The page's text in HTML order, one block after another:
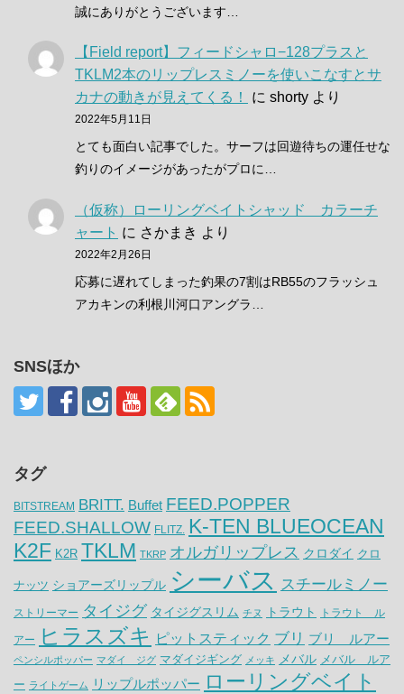
誠にありがとうございます…
【Field report】フィードシャロ−128プラスと
TKLM2本のリップレスミノーを使いこなすとサ
カナの動きが見えてくる！
に shorty より
2022年5月11日
とても面白い記事でした。サーフは回遊待ちの運任せな
釣りのイメージがあったがプロに…
（仮称）ローリングベイトシャッド カラーチ
ャート に さかまき より
2022年2月26日
応募に遅れてしまった釣果の7割はRB55のフラッシュ
アカキンの利根川河口アングラ…
SNSほか
タグ
BITSTREAM BRITT. Buffet FEED.POPPER
FEED.SHALLOW FLITZ. K-TEN BLUEOCEAN
K2F K2R TKLM TKRP オルガリップレス クロダイ クロ
ナッツ ショアーズリップル シーバス スチールミノー
ストリーマー タイジグ タイジグスリム チヌ トラウト トラウト ル
アー ヒラスズキ ピットスティック ブリ ブリ ルアー
ペンシルポッパー マダイ ジグ マダイジギング メッキ メバル メバル ルア
ー ライトゲーム リップルポッパー ローリングベイト